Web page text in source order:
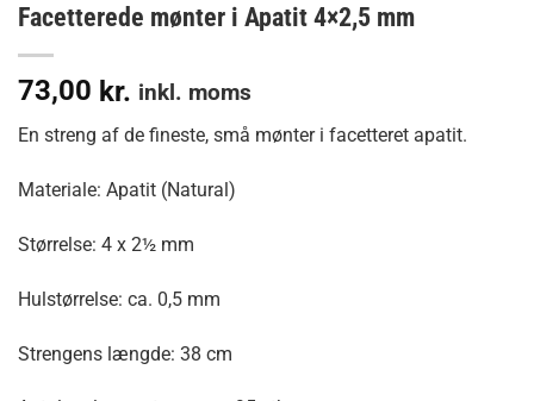
Facetterede mønter i Apatit 4×2,5 mm
73,00 kr. inkl. moms
En streng af de fineste, små mønter i facetteret apatit.
Materiale: Apatit (Natural)
Størrelse: 4 x 2½ mm
Hulstørrelse: ca. 0,5 mm
Strengens længde: 38 cm